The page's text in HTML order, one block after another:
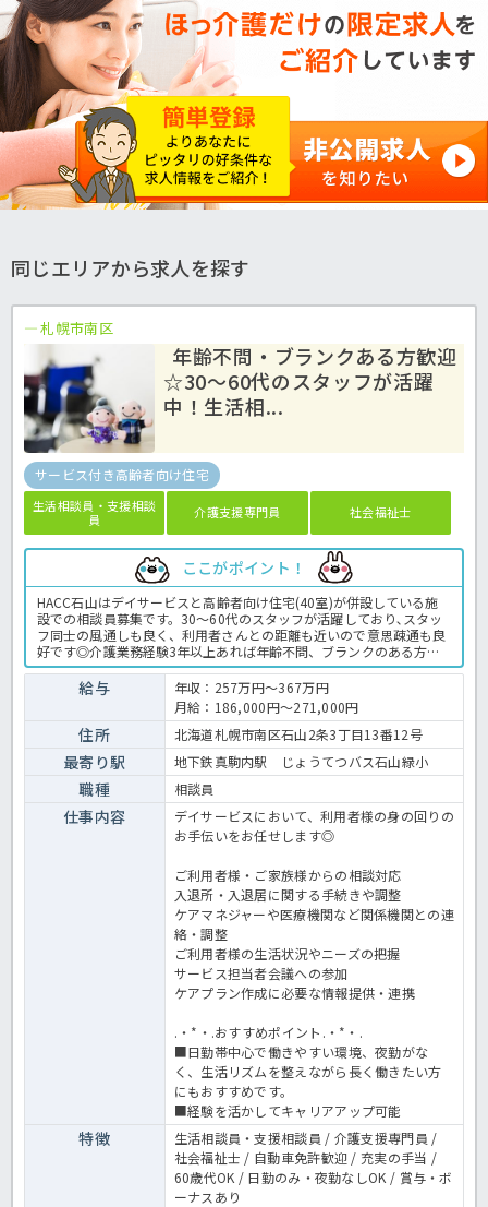
同じエリアから求人を探す
札幌市南区
年齢不問・ブランクある方歓迎
☆30〜60代のスタッフが活躍
中！生活相...
サービス付き高齢者向け住宅
生活相談員・支援相談
員
介護支援専門員 社会福祉士
ここがポイント！
HACC石山はデイサービスと高齢者向け住宅(40室)が併設している施
設での相談員募集です。30〜60代のスタッフが活躍しており､スタッ
フ同士の風通しも良く、利用者さんとの距離も近いので意思疎通も良
好です◎介護業務経験3年以上あれば年齢不問、ブランクのある方も
ご応募いただけます。施設内もキレイで明るい雰囲気で気持ちよく働
いていただける環境ですよ☆資格や経験を活かしてお仕事してみませ
んか？サービス付き高齢者向け住宅での相談員業務全般です。 ＜相談
員 正職員 サービス付き高齢者向け住宅の求人＞
給与
年収：257万円～367万円
月給：186,000円～271,000円
住所 北海道札幌市南区石山2条3丁目13番12号
最寄り駅 地下鉄真駒内駅 じょうてつバス石山緑小
職種 相談員
仕事内容
デイサービスにおいて、利用者様の身の回りの
お手伝いをお任せします◎
ご利用者様・ご家族様からの相談対応
入退所・入退居に関する手続きや調整
ケアマネジャーや医療機関など関係機関との連
絡・調整
ご利用者様の生活状況やニーズの把握
サービス担当者会議への参加
ケアプラン作成に必要な情報提供・連携
.・*・.おすすめポイント.・*・.
■日勤帯中心で働きやすい環境、夜勤がな
く、生活リズムを整えながら長く働きたい方
にもおすすめです。
■経験を活かしてキャリアアップ可能
特徴
生活相談員・支援相談員 / 介護支援専門員 /
社会福祉士 / 自動車免許歓迎 / 充実の手当 /
60歳代OK / 日勤のみ・夜勤なしOK / 賞与・ボ
ーナスあり